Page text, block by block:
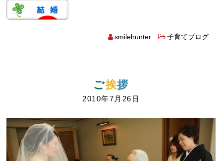
smilehunter 子育てブログ
ご挨拶
2010年7月26日